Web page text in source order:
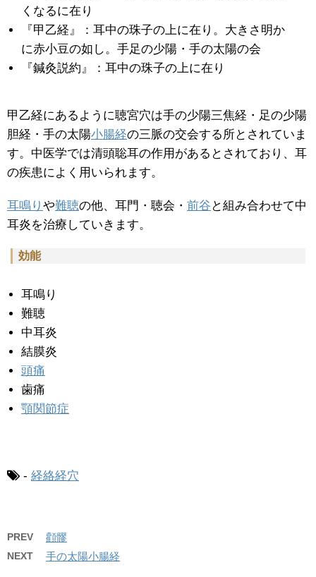
くなるに在り
『甲乙経』：耳中の珠子の上に在り。大きさ明か
に赤小豆の如し。手足の少陽・手の太陽の会
『鍼灸説約』：耳中の珠子の上に在り
甲乙経にあるように聴宮穴は手の少陽三焦経・足の少陽
胆経・手の太陽小腸経の三脈の交会する所とされていま
す。中医学では清頭聡耳の作用があるとされており、耳
の疾患によく用いられます。
耳鳴り や難聴の他、耳門・聴会・ 前谷 と組み合わせて中
耳炎を治療していきます。
効能
耳鳴り
難聴
中耳炎
結膜炎
頭痛
歯痛
顎関節症
- 経絡経穴
PREV 顴髎
NEXT 手の太陽小腸経